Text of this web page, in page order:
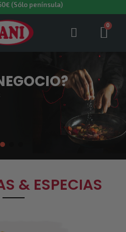
(Sólo península)
& ESPECIAS